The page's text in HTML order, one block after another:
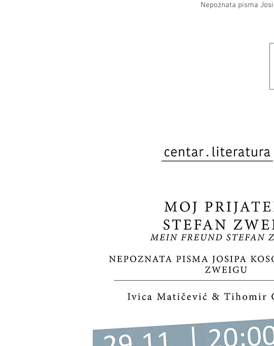
Nepoznata pisma